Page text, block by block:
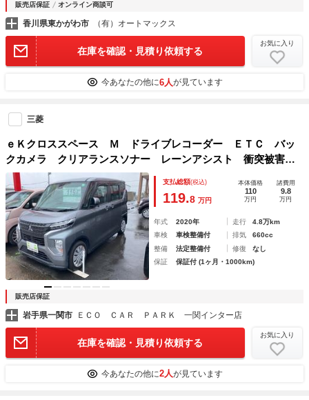
販売店保証 オンライン商談可
香川県東かがわ市 （有）オートマックス
在庫を確認・見積り依頼する
お気に入り
今あなたの他に6人が見ています
三菱
ｅＫクロススペース Ｍ ドライブレコーダー ＥＴＣ バッ
クカメラ クリアランスソナー レーンアシスト 衝突被害軽
減システム オートライト ＬＥＤヘッドランプ キーレスエ
ントリー アイドリングストップ 電動格納ミラー
支払総額(税込)
119.8 万円
本体価格
110
万円
諸費用
9.8
万円
年式 2020年 走行
4.8万km
車検
車検整備付 排気
660cc
整備
法定整備付 修復
なし
保証
保証付 (1ヶ月・1000km)
販売店保証
岩手県一関市 ＥＣＯ ＣＡＲ ＰＡＲＫ 一関インター店
在庫を確認・見積り依頼する
お気に入り
今あなたの他に2人が見ています